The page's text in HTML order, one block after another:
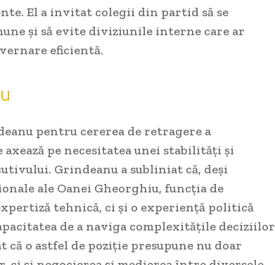
El a invitat colegii din partid să se
și să evite diviziunile interne care ar
eficientă.
pentru cererea de retragere a
pe necesitatea unei stabilități și
Grindeanu a subliniat că, deși
ale Oanei Gheorghiu, funcția de
tehnică, ci și o experiență politică
de a naviga complexitățile deciziilor
o astfel de poziție presupune nu doar